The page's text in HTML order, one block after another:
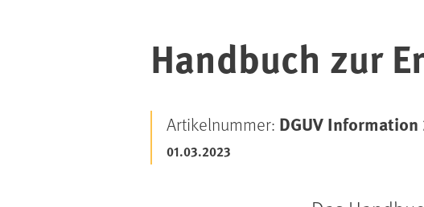
Handbuch zur
Artikelnummer: DGUV
01.03.2023